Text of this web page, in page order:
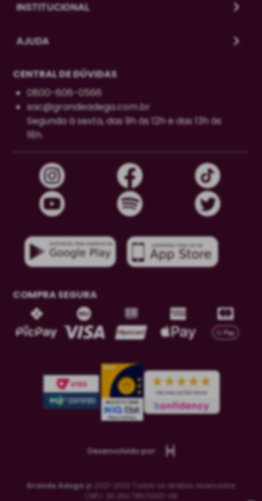
INSTITUCIONAL
AJUDA
CENTRAL DE DÚVIDAS
0800-606-0566
sac@grandeadega.com.br
Segunda à sexta, das 9h às 12h e das 13h às
18h.
COMPRA SEGURA
Desenvolvido por:
Grande Adega @ 2021-2023 Todos os direitos reservados
CNPJ: 26.253.785/0001-06